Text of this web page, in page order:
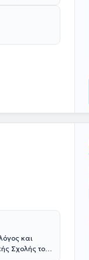
είκοσι έτη
της
και
Σχολής του